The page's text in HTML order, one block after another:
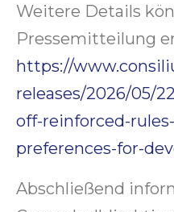
Weitere Details
Pressemitteilung
https://
releases/2026/05/
off-reinforced-
preferences-for-
Abschließend